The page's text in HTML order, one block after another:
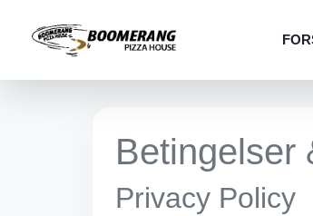
Betingelser
Privacy Policy